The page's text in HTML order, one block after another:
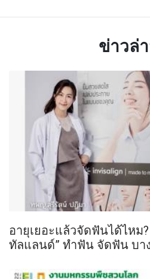
ข่าวล่
อายุเยอะแล้วจัดฟันได้ไหม
ทัลแลนด์” ทำฟัน จัดฟัน บา